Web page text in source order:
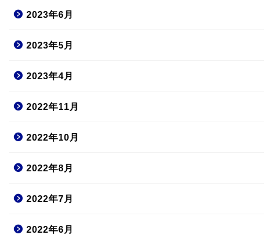
2023年6月
2023年5月
2023年4月
2022年11月
2022年10月
2022年8月
2022年7月
2022年6月